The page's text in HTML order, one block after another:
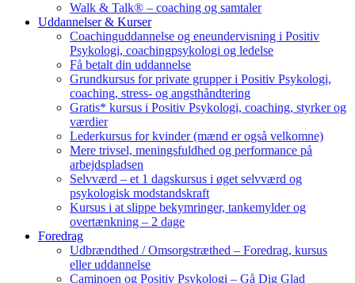
Walk & Talk® – coaching og samtaler
Uddannelser & Kurser
Coachinguddannelse og eneundervisning i Positiv
Psykologi, coachingpsykologi og ledelse
Få betalt din uddannelse
Grundkursus for private grupper i Positiv Psykologi,
coaching, stress- og angsthåndtering
Gratis* kursus i Positiv Psykologi, coaching, styrker og
værdier
Lederkursus for kvinder (mænd er også velkomne)
Mere trivsel, meningsfuldhed og performance på
arbejdspladsen
Selvværd – et 1 dagskursus i øget selvværd og
psykologisk modstandskraft
Kursus i at slippe bekymringer, tankemylder og
overtænkning – 2 dage
Foredrag
Udbrændthed / Omsorgstræthed – Foredrag, kursus
eller uddannelse
Caminoen og Positiv Psykologi – Gå Dig Glad